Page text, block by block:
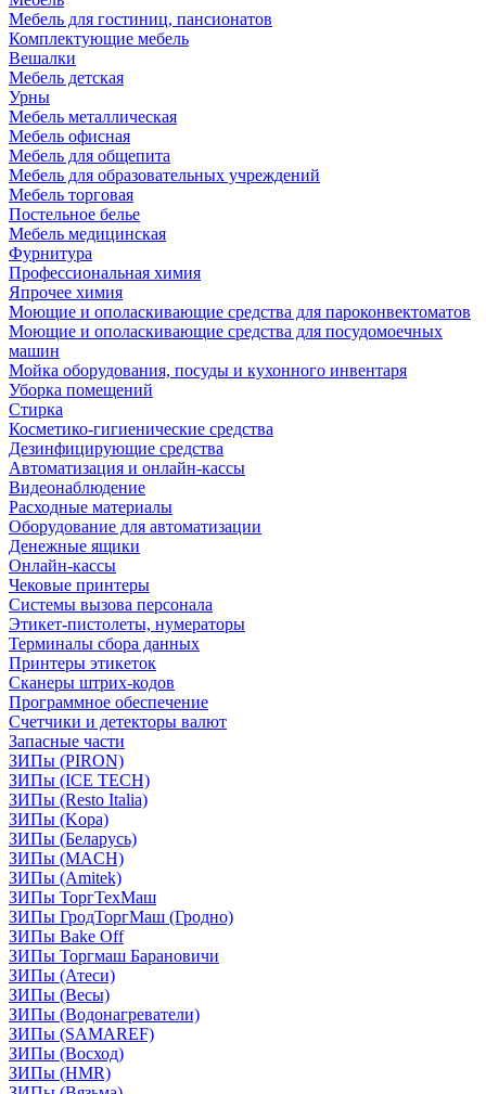
Мебель для гостиниц, пансионатов
Комплектующие мебель
Вешалки
Мебель детская
Урны
Мебель металлическая
Мебель офисная
Мебель для общепита
Мебель для образовательных учреждений
Мебель торговая
Постельное белье
Мебель медицинская
Фурнитура
Профессиональная химия
Япрочее химия
Моющие и ополаскивающие средства для пароконвектоматов
Моющие и ополаскивающие средства для посудомоечных
машин
Мойка оборудования, посуды и кухонного инвентаря
Уборка помещений
Стирка
Косметико-гигиенические средства
Дезинфицирующие средства
Автоматизация и онлайн-кассы
Видеонаблюдение
Расходные материалы
Оборудование для автоматизации
Денежные ящики
Онлайн-кассы
Чековые принтеры
Системы вызова персонала
Этикет-пистолеты, нумераторы
Терминалы сбора данных
Принтеры этикеток
Сканеры штрих-кодов
Программное обеспечение
Счетчики и детекторы валют
Запасные части
ЗИПы (PIRON)
ЗИПы (ICE TECH)
ЗИПы (Resto Italia)
ЗИПы (Kopa)
ЗИПы (Беларусь)
ЗИПы (MACH)
ЗИПы (Amitek)
ЗИПы ТоргТехМаш
ЗИПы ГродТоргМаш (Гродно)
ЗИПы Bake Off
ЗИПы Торгмаш Барановичи
ЗИПы (Атеси)
ЗИПы (Весы)
ЗИПы (Водонагреватели)
ЗИПы (SAMAREF)
ЗИПы (Восход)
ЗИПы (HMR)